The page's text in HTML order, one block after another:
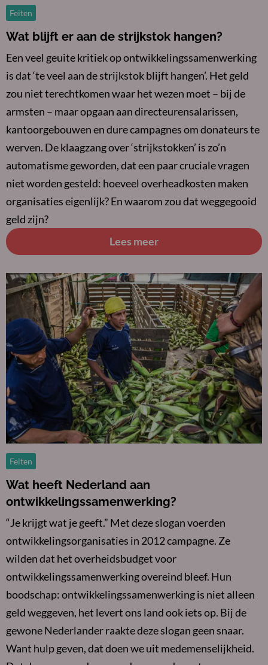
Wat blijft er aan de strijkstok hangen?
Feiten
Een veel geuite kritiek op ontwikkelingssamenwerking
is dat ‘te veel aan de strijkstok blijft hangen’. Het geld
zou niet terechtkomen waar het wezen moet – bij de
armsten – maar opgaan aan directeurensalarissen,
kantoorgebouwen en dure campagnes om donateurs te
werven. De klaagzang over ‘strijkstokken’ is zo’n
automatisme geworden, dat een paar cruciale vragen
niet worden gesteld: hoeveel overheadkosten maken
organisaties eigenlijk? En waarom zou dat weggegooid
geld zijn?
Lees meer
Wat heeft Nederland aan
ontwikkelingssamenwerking?
Feiten
“Je krijgt wat je geeft.” Met deze slogan voerden
ontwikkelingsorganisaties in 2012 campagne. Ze
wilden dat het overheidsbudget voor
ontwikkelingssamenwerking overeind bleef. Hun
boodschap: ontwikkelingssamenwerking is niet alleen
geld weggeven, het levert ons land ook iets op. Bij de
gewone Nederlander raakte deze slogan geen snaar.
Want hulp geven, dat doen we uit medemenselijkheid.
Lees
meer
over
Wat
heeft
Nederland
aan
ontwikkelingssamenwerking?